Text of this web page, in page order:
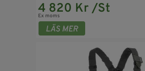
4 820 Kr /St
Ex moms